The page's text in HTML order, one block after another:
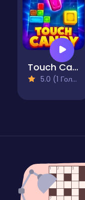
Touch Candy
5.0 (1 Голосів)